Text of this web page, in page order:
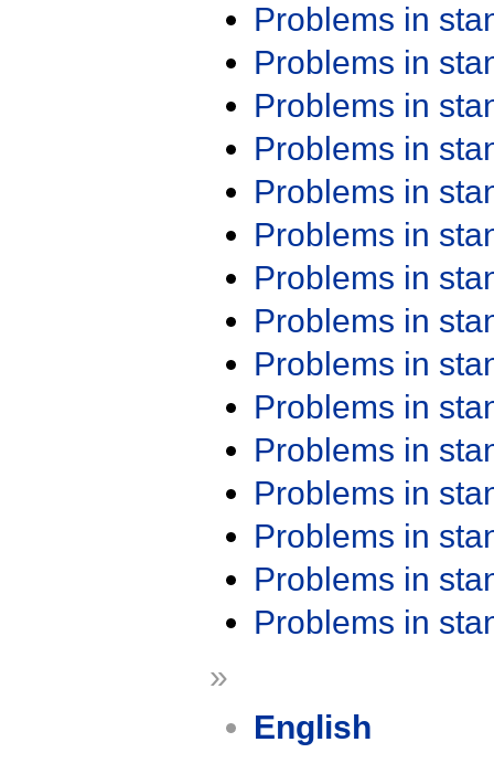
Problems in
Problems in
Problems in
Problems in
Problems in
Problems in
Problems in
Problems in
Problems in
Problems in
Problems in
Problems in
Problems in
Problems in
Problems in
»
English